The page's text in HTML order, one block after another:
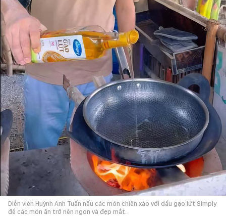
Diễn viên Huỳnh Anh Tuấn nấu các món chiên xào với dầu gạo lứt Simply
để các món ăn trở nên ngon và đẹp mắt.